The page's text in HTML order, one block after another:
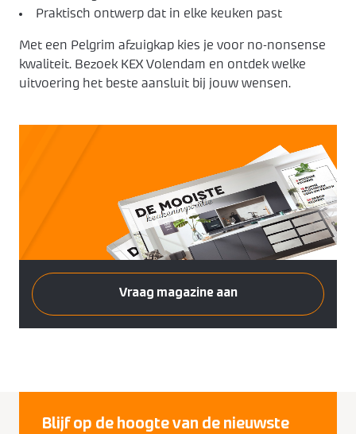
Praktisch ontwerp dat in elke keuken past
Met een Pelgrim afzuigkap kies je voor no-nonsense
kwaliteit. Bezoek KEX Volendam en ontdek welke
uitvoering het beste aansluit bij jouw wensen.
Vraag magazine aan
Blijf op de hoogte van de nieuwste